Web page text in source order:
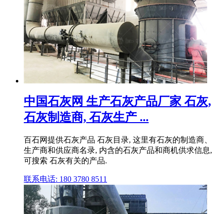
中国石灰网 生产石灰产品厂家 石灰,
石灰制造商, 石灰生产 ...
百石网提供石灰产品 石灰目录, 这里有石灰的制造商、
生产商和供应商名录, 内含的石灰产品和商机供求信息,
可搜索 石灰有关的产品.
联系电话: 180 3780 8511